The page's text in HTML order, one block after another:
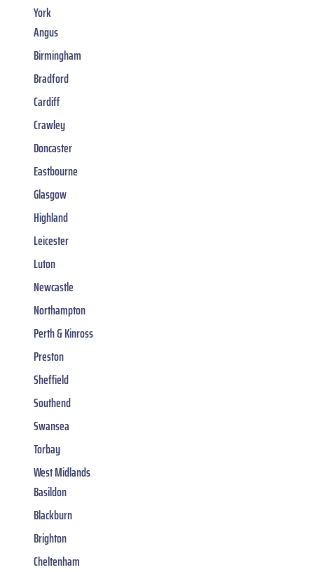
York
Angus
Birmingham
Bradford
Cardiff
Crawley
Doncaster
Eastbourne
Glasgow
Highland
Leicester
Luton
Newcastle
Northampton
Perth & Kinross
Preston
Sheffield
Southend
Swansea
Torbay
West Midlands
Basildon
Blackburn
Brighton
Cheltenham